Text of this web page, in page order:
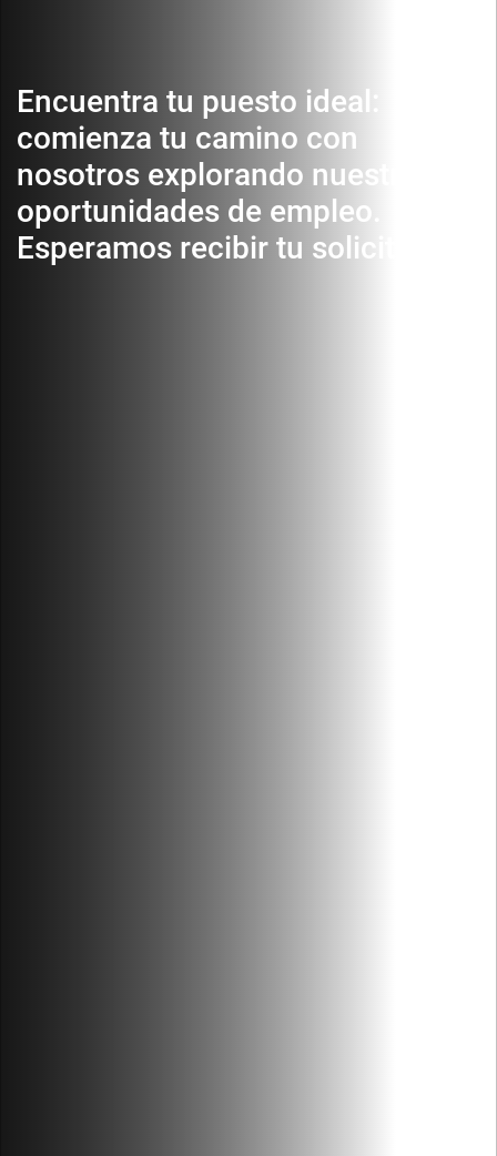
Encuentra tu puesto ideal:
comienza tu camino con
nosotros explorando nuestras
oportunidades de empleo.
Esperamos recibir tu solicitud.